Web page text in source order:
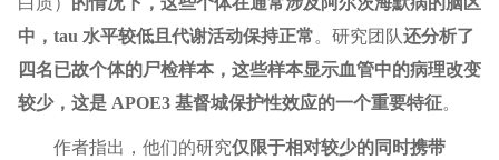
中，tau 水平较低且代谢活动保持正常。研究团队还分析了
四名已故个体的尸检样本，这些样本显示血管中的病理改变
较少，这是 APOE3 基督城保护性效应的一个重要特征。
作者指出，他们的研究仅限于相对较少的同时携带